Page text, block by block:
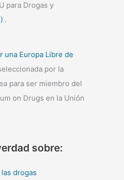
para Drogas y
.
una Europa Libre de
por la
para ser miembro del
on Drugs en la Unión
sobre:
drogas